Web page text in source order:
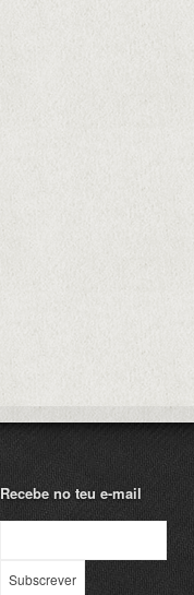
Recebe no teu e-mail